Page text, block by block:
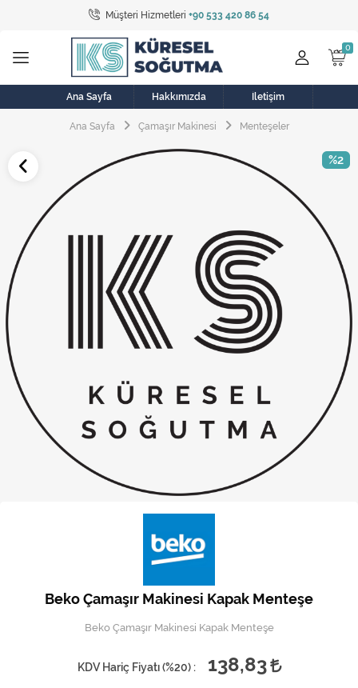
Müşteri Hizmetleri +90 533 420 86 54
Tüm Kategoriler
Bulaşık Makinesi
Buzdolabı
Çamaşır Kurutma Makinesi
Elektrikli Aksamlar
Elektrikli Süpürge
Fan
Fırın, Ocak ve Aspiratör
Klima
Kombi
Musluk
Ana Sayfa Hakkımızda İletişim
Ana Sayfa Çamaşır Makinesi Menteşeler
%2
Beko Çamaşır Makinesi Kapak Menteşe
Beko Çamaşır Makinesi Kapak Menteşe
KDV Hariç Fiyatı (%20) :
138,83